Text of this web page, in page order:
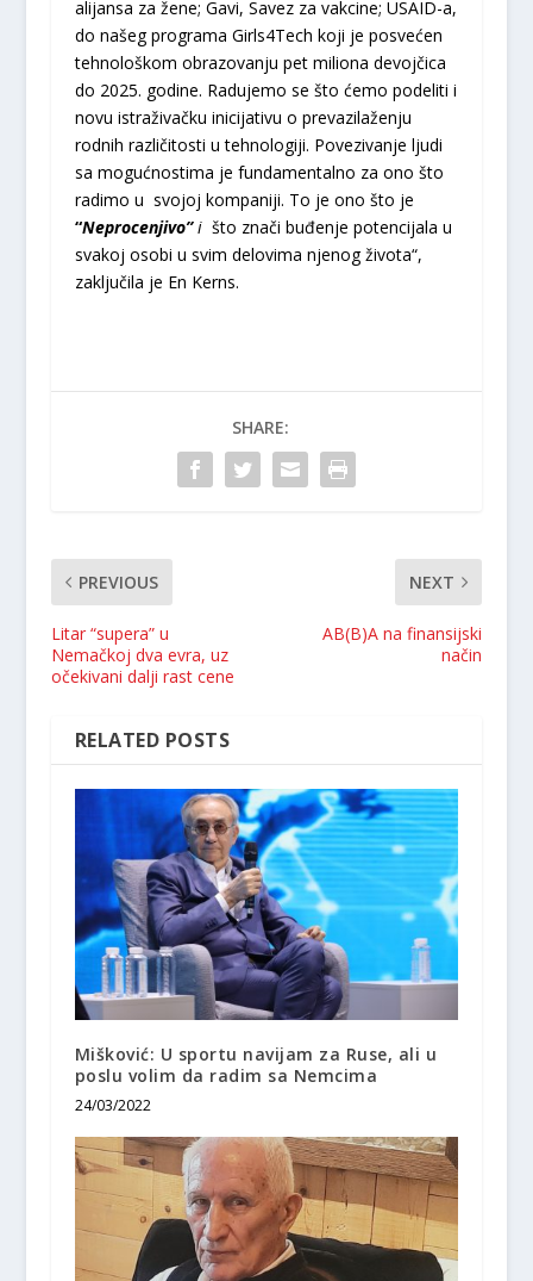
alijansa za žene; Gavi, Savez za vakcine; USAID-a,
do našeg programa Girls4Tech koji je posvećen
tehnološkom obrazovanju pet miliona devojčica
do 2025. godine. Radujemo se što ćemo podeliti i
novu istraživačku inicijativu o prevazilaženju
rodnih različitosti u tehnologiji. Povezivanje ljudi
sa mogućnostima je fundamentalno za ono što
radimo u svojoj kompaniji. To je ono što je
“Neprocenjivo”i što znači buđenje potencijala u
svakoj osobi u svim delovima njenog života“,
zaključila je En Kerns.
SHARE:
PREVIOUS
Litar “supera” u
Nemačkoj dva evra, uz
očekivani dalji rast cene
NEXT
AB(B)A na finansijski
način
RELATED POSTS
Mišković: U sportu navijam za Ruse, ali u
poslu volim da radim sa Nemcima
24/03/2022